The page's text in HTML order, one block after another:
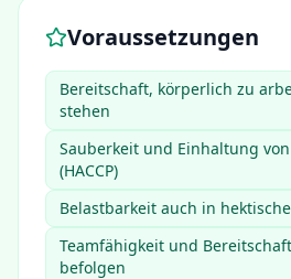
Voraussetzungen
Bereitschaft, körperlich zu
stehen
Sauberkeit und Einhaltung
(HACCP)
Belastbarkeit auch in
Teamfähigkeit und
befolgen